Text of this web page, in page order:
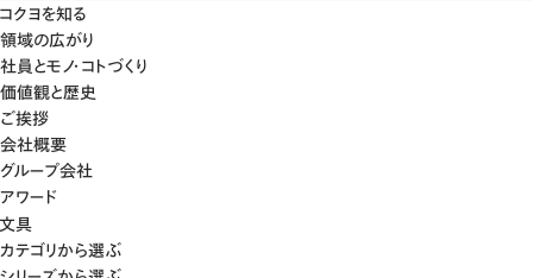
コクヨを知る
領域の広がり
社員とモノ・コトづくり
価値観と歴史
ご挨拶
会社概要
グループ会社
アワード
文具
カテゴリから選ぶ